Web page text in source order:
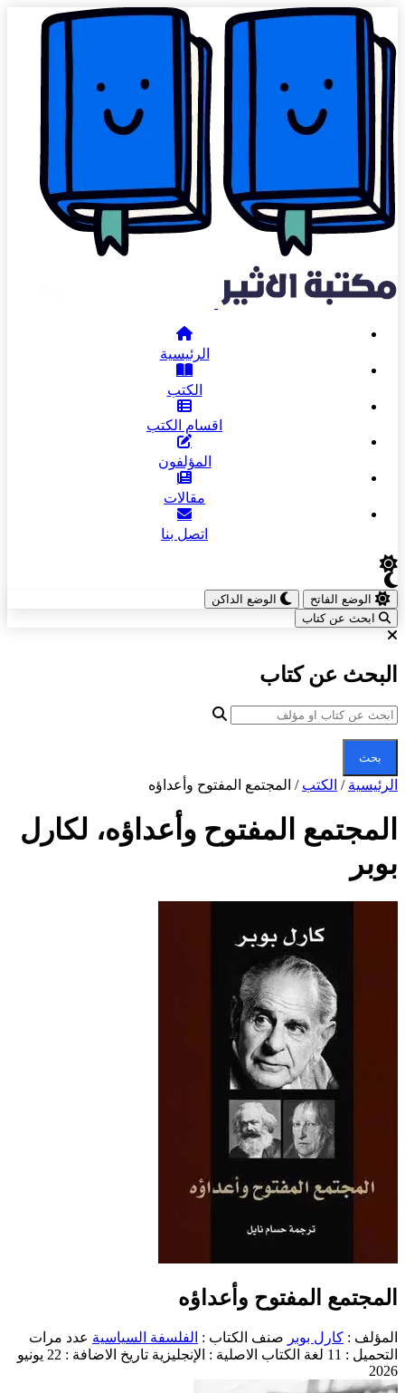
الرئيسية
الكتب
اقسام الكتب
المؤلفون
مقالات
اتصل بنا
الوضع الفاتح
الوضع الداكن
ابحث عن كتاب
البحث عن كتاب
بحث
الرئيسية / الكتب / المجتمع المفتوح وأعداؤه
المجتمع المفتوح وأعداؤه، لكارل
بوبر
المجتمع المفتوح وأعداؤه
المؤلف : كارل بوبر صنف الكتاب : الفلسفة السياسية عدد مرات
التحميل : 11
لغة الكتاب الاصلية : الإنجليزية
تاريخ الاضافة : 22 يونيو
2026